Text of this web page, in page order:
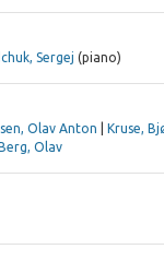
Sergej (piano)
Olav Anton Kruse,
Olav